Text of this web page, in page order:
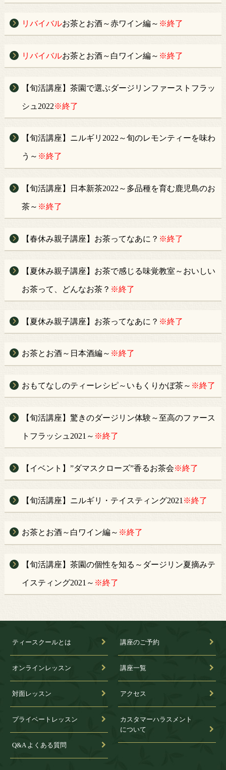
リバイバルお茶とお酒～赤ワイン編～ ※終了
リバイバルお茶とお酒～白ワイン編～ ※終了
【旬活講座】茶園で選ぶダージリンファーストフラッ
シュ2022※終了
【旬活講座】ニルギリ2022～旬のレモンティーを味わ
う～ ※終了
【旬活講座】日本新茶2022～多品種を育む鹿児島のお
茶～ ※終了
【春休み親子講座】お茶ってなあに？ ※終了
【夏休み親子講座】お茶で感じる味覚教室～おいしい
お茶って、どんなお茶？ ※終了
【夏休み親子講座】お茶ってなあに？ ※終了
お茶とお酒～日本酒編～ ※終了
おもてなしのティーレシピ～いもくりかぼ茶～ ※終了
【旬活講座】驚きのダージリン体験～至高のファース
トフラッシュ2021～ ※終了
【イベント】”ダマスクローズ”香るお茶会※終了
【旬活講座】ニルギリ・テイスティング2021 ※終了
お茶とお酒～白ワイン編～ ※終了
【旬活講座】茶園の個性を知る～ダージリン夏摘みテ
イスティング2021～ ※終了
ティースクールとは
オンラインレッスン
対面レッスン
プライベートレッスン
Q&A よくある質問
講座のご予約
講座一覧
アクセス
カスタマーハラスメント
について